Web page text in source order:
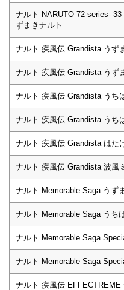
ナルト NARUTO 72 series-
ずまきナルト
ナルト 疾風伝 Grandista うず
ナルト 疾風伝 Grandista うず
ナルト 疾風伝 Grandista うち
ナルト 疾風伝 Grandista うち
ナルト 疾風伝 Grandista はた
ナルト 疾風伝 Grandista 波風
ナルト Memorable Saga うず
ナルト Memorable Saga うち
ナルト Memorable Saga
ナルト Memorable Saga
ナルト 疾風伝 EFFECTREME